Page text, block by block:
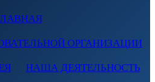
ОРГАНИЗАЦИИ
НАША ДЕЯТЕЛЬНОСТЬ